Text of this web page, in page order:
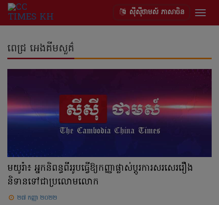
ស៊ីស៊ីថាមស៍ ភាសាចិន
ពេជ្រ អេងគីមសួគ៌
មយូរ៉ា៖ អ្នកនិពន្ធពីររូបធ្វើឱ្យកញ្ញាផ្លាស់ប្ដូរការសរសេររឿង
និទានទៅជាប្រលោមលោក
២៧ កញ្ញា ២០២២